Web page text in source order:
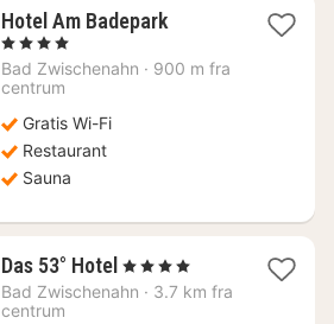
Hotel Am Badepark1
fra
, 4 Stjerner
Bad Zwischenahn · 900 m fra
centrum
Gratis Wi-Fi
Restaurant
Sauna
Das 53° Hotel 1
nat
, 4 Stjerner
Bad Zwischenahn · 3.7 km fra
centrum